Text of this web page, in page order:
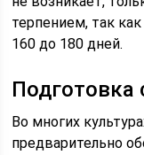
терпением, так
160 до 180 дней.
Подготовка
Во многих
предварительно